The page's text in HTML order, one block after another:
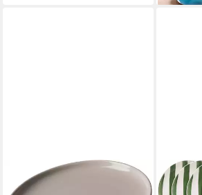
RITZENHOFF & BREKER
Frühstücksteller Ritzenhoff &